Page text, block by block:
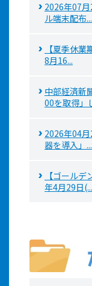
2026年07
ル端末配布...
【夏季休
8月16...
中部経済新
00を取得」
2026年04
器を導入」...
【ゴール
年4月29日(...